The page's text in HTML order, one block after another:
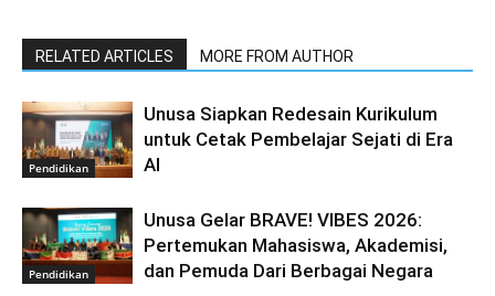
RELATED ARTICLES MORE FROM AUTHOR
Pendidikan
Unusa Siapkan Redesain Kurikulum
untuk Cetak Pembelajar Sejati di Era
AI
Pendidikan
Unusa Gelar BRAVE! VIBES 2026:
Pertemukan Mahasiswa, Akademisi,
dan Pemuda Dari Berbagai Negara